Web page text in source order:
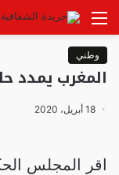
القائمة
وطني
المغرب يمدد
18 أبريل، 2020
اقر المجلس